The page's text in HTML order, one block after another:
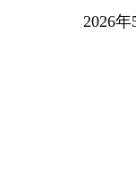
2026